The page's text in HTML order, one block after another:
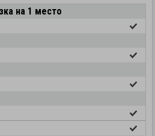
на 1 место